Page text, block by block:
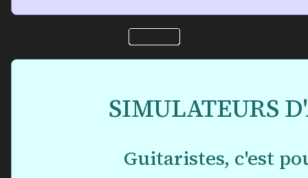
SIMULATEURS
Guitaristes, c'est